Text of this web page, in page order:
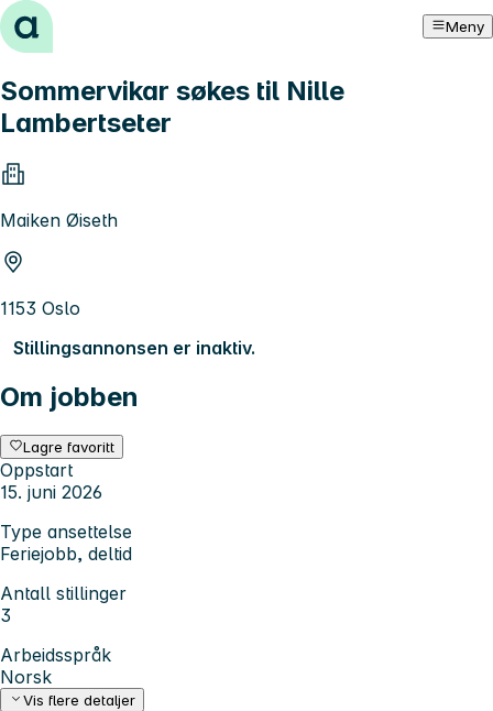
Hopp til innhold Meny
Sommervikar søkes til Nille
Lambertseter
Maiken Øiseth
1153 Oslo
Stillingsannonsen er inaktiv.
Om jobben
Lagre favoritt
Oppstart
15. juni 2026
Type ansettelse
Feriejobb, deltid
Antall stillinger
3
Arbeidsspråk
Norsk
Vis flere detaljer